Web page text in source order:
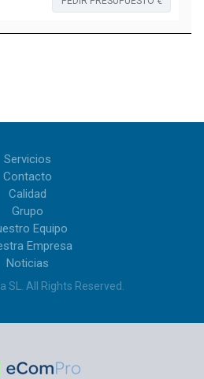
Servicios
Contacto
Calidad
Grupo
Equipo
Empresa
Noticias
SL All Rights Reserved